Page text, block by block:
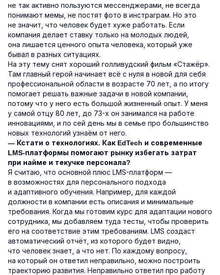
не так активно пользуются мессенджерами, не всегда
понимают мемы, не постят фото в инстраграм. Но это
не значит, что человек будет хуже работать. Если
компания делает ставку только на молодых людей,
она лишается ценного опыта человека, который уже
бывал в разных ситуациях.
На эту тему снят хороший голливудский фильм «Стажёр».
Там главный герой начинает всё с нуля в новой для себя
профессиональной области в возрасте 70 лет, а по итогу
помогает решать важные задачи в новой компании,
потому что у него есть большой жизненный опыт. У меня
у самой отцу 80 лет, до 73-х он занимался на работе
инновациями, и по сей день мы в семье про большинство
новых технологий узнаём от него.
— Кстати о технологиях. Как EdTech и современные
LMS-платформы помогают рынку избегать затрат
при найме и текучке персонала?
Я считаю, что основной плюс LMS-платформ —
в возможностях для персонального подхода
и адаптивного обучения. Например, для каждой
должности в компании есть описания и минимальные
требования. Когда мы готовим курс для адаптации нового
сотрудника, мы добавляем туда тесты, чтобы проверить
его на соответствие этим требованиям. LMS создаст
автоматический отчёт, из которого будет видно,
что человек знает, а что нет. По каждому вопросу,
на который он ответил неправильно, можно построить
траекторию развития. Неправильно ответил про работу